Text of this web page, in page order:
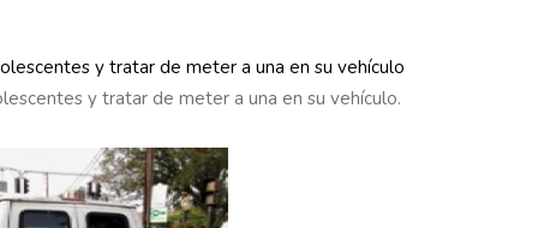
y tratar de meter a una en su vehículo.